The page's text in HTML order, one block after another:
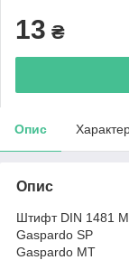
13 ₴
Опис
Опис
Штифт DIN 1481
Gaspardo SP
Gaspardo MT